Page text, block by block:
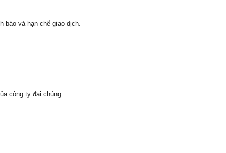
báo và hạn chế giao dịch.
công ty đại chúng